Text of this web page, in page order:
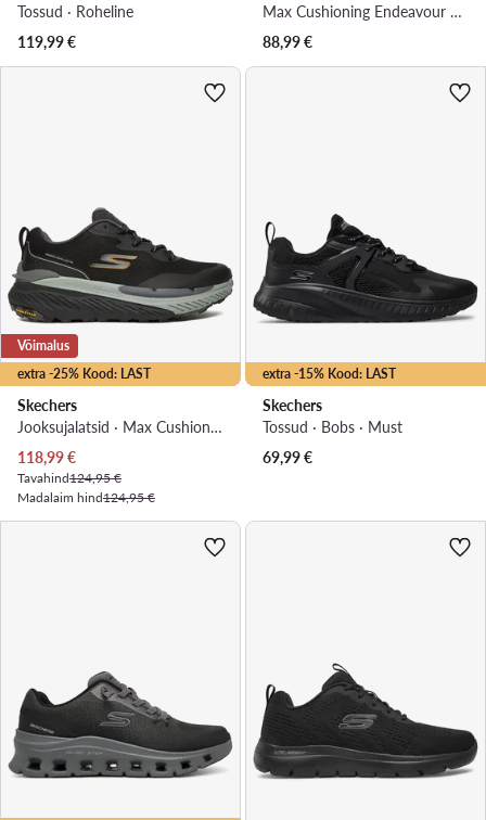
Tossud · Roheline
119,99€
Max Cushioning Endeavour 129473/BKBL · Jooksujalatsid
88,99€
extra -25% Kood: LAST
Võimalus
Skechers
Jooksujalatsid · Max Cushioning Premier Trail 2.0 220923 BKCC · Must
Praegune hind
118,99€
Tavahind124,95 €
Madalaim hind124,95 €
extra -15% Kood: LAST
Skechers
Tossud · Bobs · Must
69,99€